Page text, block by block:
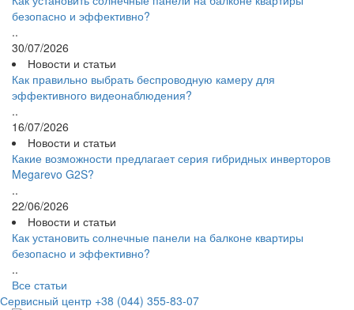
безопасно и эффективно?
..
30/07/2026
Новости и статьи
Как правильно выбрать беспроводную камеру для
эффективного видеонаблюдения?
..
16/07/2026
Новости и статьи
Какие возможности предлагает серия гибридных инверторов
Megarevo G2S?
..
22/06/2026
Новости и статьи
Как установить солнечные панели на балконе квартиры
безопасно и эффективно?
..
Все статьи
Сервисный центр +38 (044) 355-83-07